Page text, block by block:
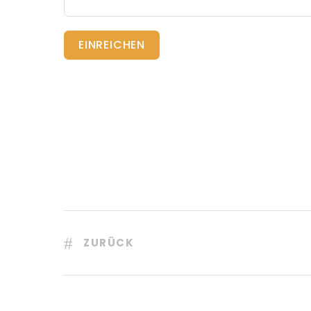
EINREICHEN
ZURÜCK